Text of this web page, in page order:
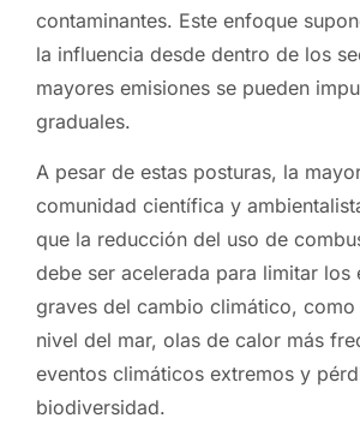
contaminantes. Este enfoque
la influencia desde dentro de los
mayores emisiones se pueden
graduales.
A pesar de estas posturas, la
comunidad científica y
que la reducción del uso de
debe ser acelerada para limitar los
graves del cambio climático, como
nivel del mar, olas de calor más
eventos climáticos extremos y
biodiversidad.